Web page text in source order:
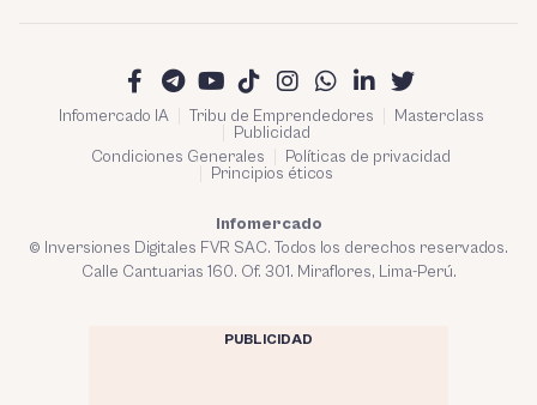
Infomercado IA Tribu de Emprendedores
Masterclass
Publicidad
Condiciones Generales
Políticas de privacidad
Principios éticos
Infomercado
© Inversiones Digitales FVR SAC. Todos los derechos reservados.
Calle Cantuarias 160. Of. 301. Miraflores, Lima-Perú.
PUBLICIDAD